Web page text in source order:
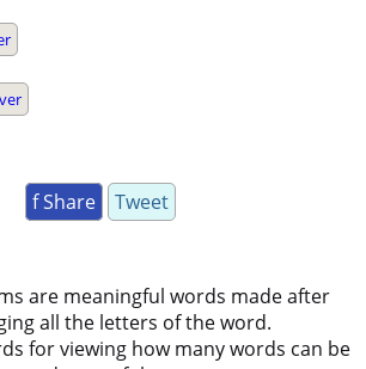
f Share Tweet
are meaningful words made after
all the letters of the word.
for viewing how many words can be